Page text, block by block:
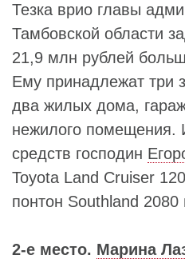
Тезка врио главы
Тамбовской области
21,9 млн рублей
Ему принадлежат три
два жилых дома,
нежилого помещения.
средств господин
Toyota Land Cruiser
понтон Southland 2080
2-е место. Марина